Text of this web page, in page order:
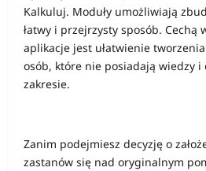
Kalkuluj. Moduły umożliwiają
łatwy i przejrzysty sposób. Cechą
aplikacje jest ułatwienie
osób, które nie posiadają wiedzy i
zakresie.
Zanim podejmiesz decyzję o
zastanów się nad oryginalnym